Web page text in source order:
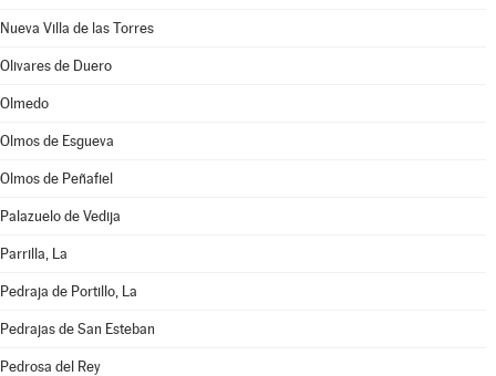
Nueva Villa de las Torres
Olivares de Duero
Olmedo
Olmos de Esgueva
Olmos de Peñafiel
Palazuelo de Vedija
Parrilla, La
Pedraja de Portillo, La
Pedrajas de San Esteban
Pedrosa del Rey